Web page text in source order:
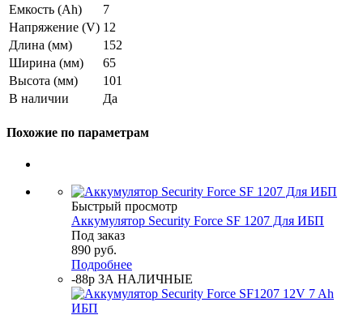
Емкость (Ah)
7
Напряжение (V) 12
Длина (мм)
152
Ширина (мм)
65
Высота (мм)
101
В наличии
Да
Похожие по параметрам
Быстрый просмотр
Аккумулятор Security Force SF 1207 Для ИБП
Под заказ
890 руб.
Подробнее
-88р ЗА НАЛИЧНЫЕ